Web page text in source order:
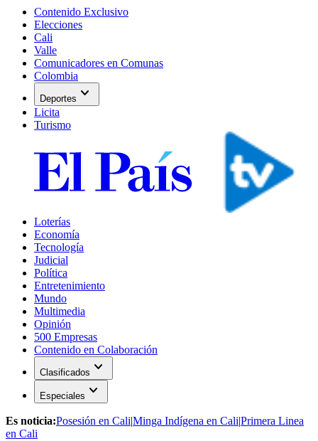
Contenido Exclusivo
Elecciones
Cali
Valle
Comunicadores en Comunas
Colombia
Deportes expand_more
Licita
Turismo
Loterías
Economía
Tecnología
Judicial
Política
Entretenimiento
Mundo
Multimedia
Opinión
500 Empresas
Contenido en Colaboración
Clasificados expand_more
Especiales expand_more
Es noticia:Posesión en Cali|Minga Indígena en Cali|Primera Linea
en Cali